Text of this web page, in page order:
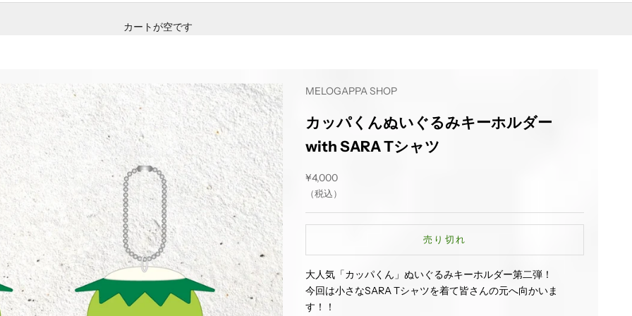
カートが空です
MELOGAPPA SHOP
カッパくんぬいぐるみキーホルダー
with SARA Tシャツ
セール価格
¥4,000
（税込）
売り切れ
大人気「カッパくん」ぬいぐるみキーホルダー第二弾！
今回は小さなSARA Tシャツを着て皆さんの元へ向かいま
す！！